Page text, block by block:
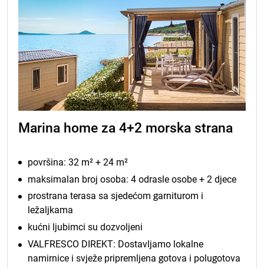
Marina home za 4+2 morska strana
površina: 32 m² + 24 m²
maksimalan broj osoba: 4 odrasle osobe + 2 djece
prostrana terasa sa sjedećom garniturom i
ležaljkama
kućni ljubimci su dozvoljeni
VALFRESCO DIREKT: Dostavljamo lokalne
namirnice i svježe pripremljena gotova i polugotova